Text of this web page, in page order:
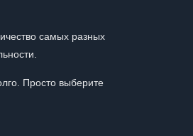
самых разных
Просто выберите